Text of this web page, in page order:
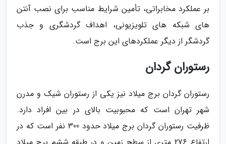
بر عملکرد مخابراتی، تأمین شرایط مناسب برای نصب آنتن
های شبکه های تلویزیونی، اهداف گردشگری و جذب
گردشگر از دیگر عملکردهای این برج است.
رستوران گردان
رستوران گردان برج میلاد نیز یکی از رستوران شیک و مدرن
شهر تهران است که محبوبیت بالای در بین افراد دارد.
ظرفیت رستوران گردان برج میلاد حدود 300 نفر است که در